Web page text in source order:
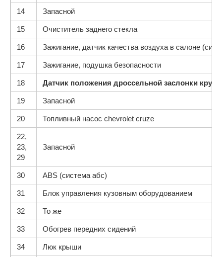
14 Запасной
15 Очиститель заднего стекла
16 Зажигание, датчик качества воздуха в салоне
17 Зажигание, подушка безопасности
18 Датчик положения дроссельной заслонки круз
19 Запасной
20 Топливный насос chevrolet cruze
22,
23,
29
Запасной
30 ABS (система абс)
31 Блок управления кузовным оборудованием
32 То же
33 Обогрев передних сидений
34 Люк крыши